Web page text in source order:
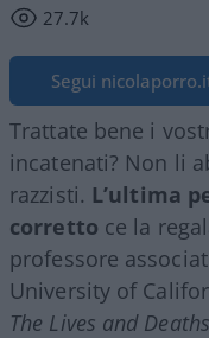
27.7k
Segui
Trattate bene i
incatenati? Non li
razzisti. L’ultima
corretto ce la
professore
University of
The Lives and